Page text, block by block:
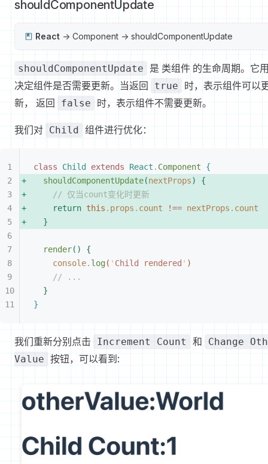
shouldComponentUpdate
React-> Component -> shouldComponentUpdate
shouldComponentUpdate
是 类组件 的生命周期。它
决定组件是否需要更新。当返回
true
时，表示组件可以
新， 返回
false 时，表示组件不需要更新。
我们对 Child 组件进行优化：
class Child extends React . Component
{
shouldComponentUpdate(nextProps)
{
// 仅当count变化时更新
return this . props . count !== nextProps . count
}
render( )
{
console. log( ' Child rendered ' )
// ...
}
}
我们重新分别点击 Increment Count 和
Change
Value 按钮，可以看到: